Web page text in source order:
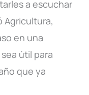
a escuchar
Agricultura,
en una
útil para
que ya